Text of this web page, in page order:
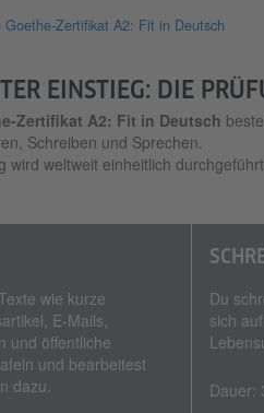
Goethe-Zertifikat A2: Fit in Deutsch
EINSTIEG: DIE
Zertifikat A2: Fit in Deutsch
Schreiben und Sprechen.
wird weltweit einheitlich
wie kurze
E-Mails,
und öffentliche
und bearbeitest
dazu.
Du
sich
Dauer: